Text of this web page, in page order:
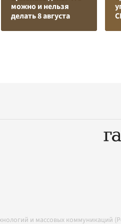
можно и нельзя
делать 8 августа
и массовых коммуникаций